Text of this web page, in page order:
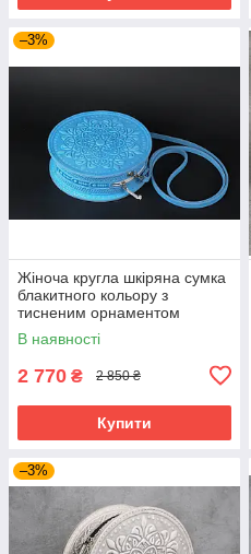
–3%
Жіноча кругла шкіряна сумка
блакитного кольору з
тисненим орнаментом
«Мандала», діаметр 22 см
В наявності
2 770 ₴ 2 850 ₴
Купити
–3%